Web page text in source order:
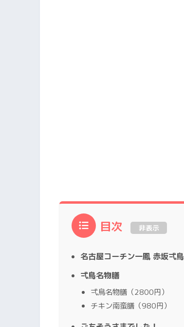
目次 非表示
名古屋コーチン一鳳 赤坂弌鳥
弌鳥名物膳
弌鳥名物膳（2800円）
チキン南蛮膳（980円）